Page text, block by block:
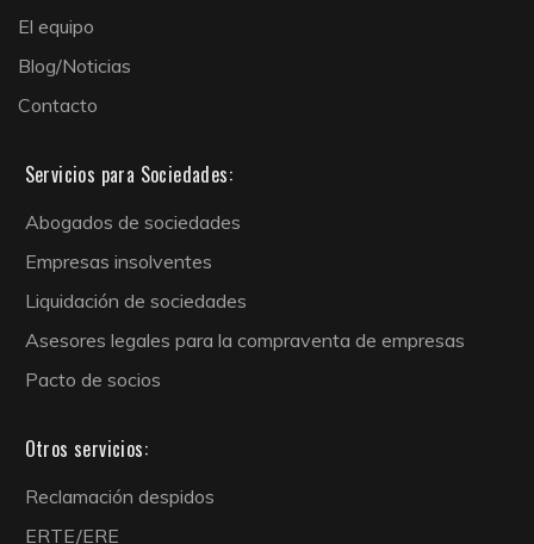
El equipo
Blog/Noticias
Contacto
Servicios para Sociedades:
Abogados de sociedades
Empresas insolventes
Liquidación de sociedades
Asesores legales para la compraventa de empresas
Pacto de socios
Otros servicios:
Reclamación despidos
ERTE/ERE